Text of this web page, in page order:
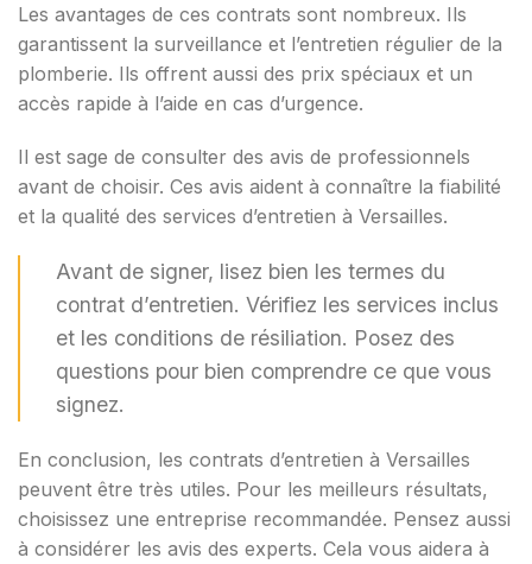
Les avantages de ces contrats sont nombreux. Ils
garantissent la surveillance et l’entretien régulier de la
plomberie. Ils offrent aussi des prix spéciaux et un
accès rapide à l’aide en cas d’urgence.
Il est sage de consulter des avis de professionnels
avant de choisir. Ces avis aident à connaître la fiabilité
et la qualité des services d’entretien à Versailles.
Avant de signer, lisez bien les termes du
contrat d’entretien. Vérifiez les services inclus
et les conditions de résiliation. Posez des
questions pour bien comprendre ce que vous
signez.
En conclusion, les contrats d’entretien à Versailles
peuvent être très utiles. Pour les meilleurs résultats,
choisissez une entreprise recommandée. Pensez aussi
à considérer les avis des experts. Cela vous aidera à